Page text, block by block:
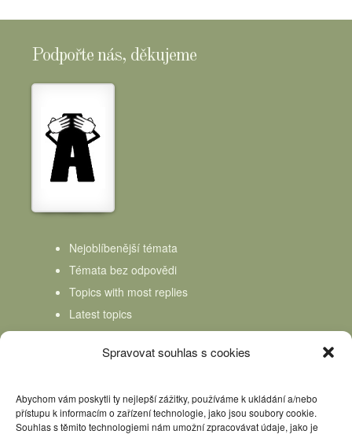
Spravovat souhlas s cookies
Abychom vám poskytli ty nejlepší zážitky, používáme k ukládání a/nebo
přístupu k informacím o zařízení technologie, jako jsou soubory cookie.
Souhlas s těmito technologiemi nám umožní zpracovávat údaje, jako je
Podpořte nás, děkujeme
Nejoblíbenější témata
Témata bez odpovědi
Topics with most replies
Latest topics
Topics Freshness